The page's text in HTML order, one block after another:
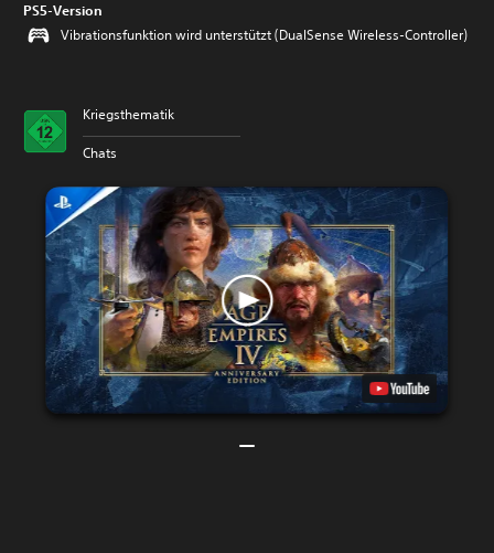
PS5-Version
Vibrationsfunktion wird unterstützt (DualSense Wireless-Controller)
Kriegsthematik
Chats